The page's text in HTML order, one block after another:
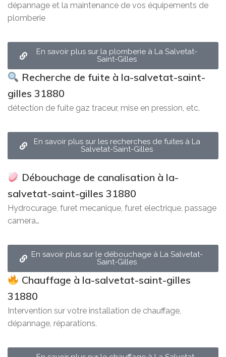
dépannage et la maintenance de vos équipements de
plomberie
En savoir plus sur la plomberie à La Salvetat-
Saint-Gilles
Recherche de fuite à la-salvetat-saint-
gilles 31880
détection de fuite gaz traceur, mise en pression, etc.
En savoir plus sur les recherches de fuites à La
Salvetat-Saint-Gilles
Débouchage de canalisation à la-
salvetat-saint-gilles 31880
Hydrocurage, furet mecanique, furet electrique, passage
camera…
En savoir plus sur le débouchage à La Salvetat-
Saint-Gilles
Chauffage à la-salvetat-saint-gilles
31880
Intervention sur votre installation de chauffage,
dépannage, réparations.